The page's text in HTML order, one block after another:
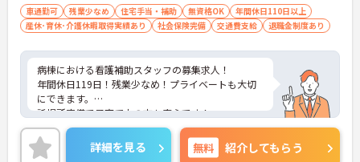
車通勤可 残業少なめ 住宅手当・補助 無資格OK
年間休日110日以上
産休･育休･介護休暇取得実績あり
社会保険完備 交通費支給 退職金制度あり
病棟における看護補助スタッフの募集求人！
年間休日119日！残業少なめ！プライベートも大切
にできます。
託児所完備で子育て中の方も安心です！
ご興味ある方には、面接のポイントなど、さらに詳
細をお話致しますのでお気軽にご相談ください。
詳細を見る 無料 紹介してもらう